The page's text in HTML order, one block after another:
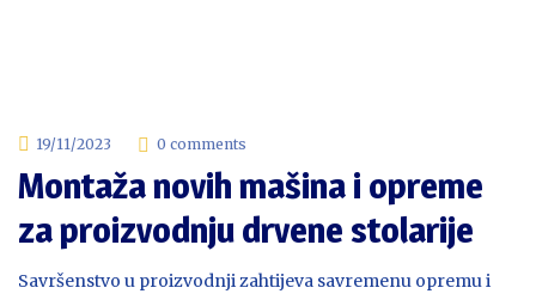
19/11/2023 0 comments
Montaža novih mašina i opreme
za proizvodnju drvene stolarije
Savršenstvo u proizvodnji zahtijeva savremenu opremu i